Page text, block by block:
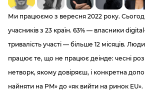
Ми працюємо з вересня 2022 року.
учасників з 23 країн. 63% — власники
тривалість участі — більше 12 місяців.
працює те, що не працює деінде: чесні
нетворк, якому довіряєш, і конкретна
найняти на PM» до «як вийти на ринок EU».